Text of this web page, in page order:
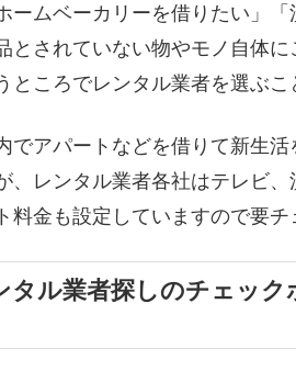
ームベーカリーを借りたい」
とされていない物やモノ自体
ところでレンタル業者を選ぶこ
でアパートなどを借りて新生
、レンタル業者各社はテレビ
料金も設定していますので要チ
タル業者探しのチェッ